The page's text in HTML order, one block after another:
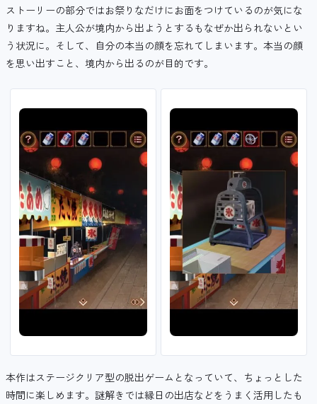
ストーリーの部分ではお祭りなだけにお面をつけているのが気にな
りますね。主人公が境内から出ようとするもなぜか出られないとい
う状況に。そして、自分の本当の顔を忘れてしまいます。本当の顔
を思い出すこと、境内から出るのが目的です。
本作はステージクリア型の脱出ゲームとなっていて、ちょっとした
時間に楽しめます。謎解きでは縁日の出店などをうまく活用したも